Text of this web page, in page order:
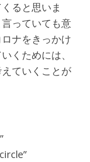
ると思いま
っていても意
ナをきっかけ
くためには、
ていくことが